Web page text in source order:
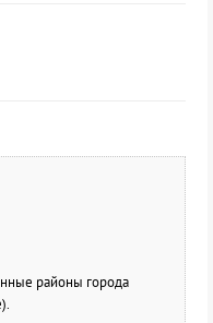
районы города